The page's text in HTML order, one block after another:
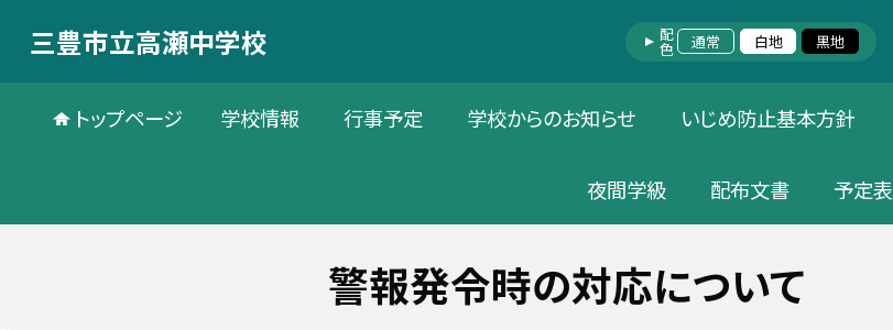
三豊市立高瀬中学校 配色 通常 白地 黒地
トップページ 学校情報 行事予定 学校からのお知らせ いじめ防止基本方針
夜間学級 配布文書 予定表
警報発令時の対応について